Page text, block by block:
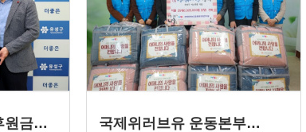
원금… 국제위러브유 운동본부…